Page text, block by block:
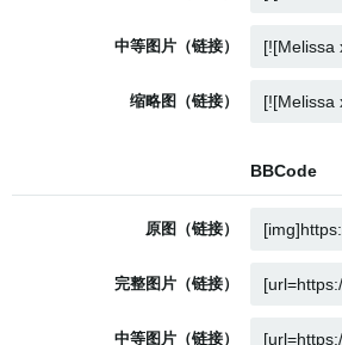
中等图片（链接）
缩略图（链接）
BBCode
原图（链接）
完整图片（链接）
中等图片（链接）